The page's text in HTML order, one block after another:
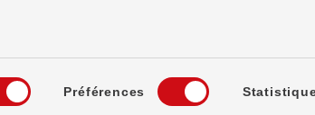
Préférences
Impressum